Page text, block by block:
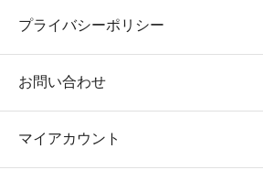
プライバシーポリシー
お問い合わせ
マイアカウント